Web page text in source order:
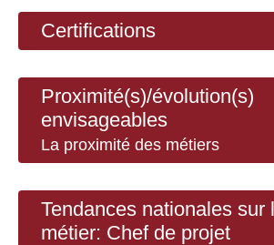
Certifications
Proximité(s)/évolution(s)
envisageables
La proximité des métiers
Tendances nationales sur
métier: Chef de projet